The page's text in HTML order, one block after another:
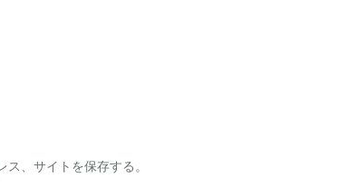
、サイトを保存する。